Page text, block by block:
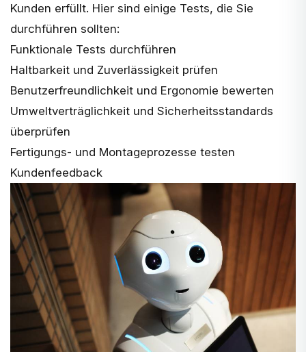
Kunden erfüllt. Hier sind einige Tests, die Sie
durchführen sollten:
Funktionale Tests durchführen
Haltbarkeit und Zuverlässigkeit prüfen
Benutzerfreundlichkeit und Ergonomie bewerten
Umweltverträglichkeit und Sicherheitsstandards
überprüfen
Fertigungs- und Montageprozesse testen
Kundenfeedback